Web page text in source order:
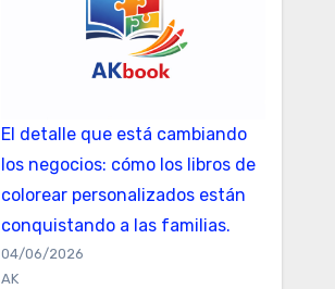
El detalle que está cambiando
los negocios: cómo los libros de
colorear personalizados están
conquistando a las familias.
04/06/2026
AK